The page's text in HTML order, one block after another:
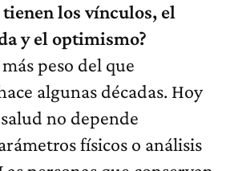
tienen los vínculos, el
y el optimismo?
peso del que
algunas décadas. Hoy
no depende
físicos o análisis